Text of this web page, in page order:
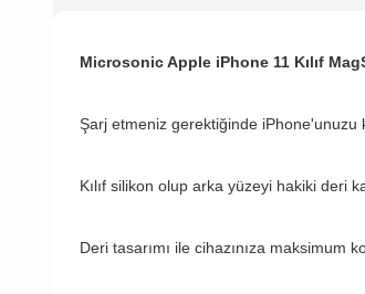
Microsonic Apple iPhone 11 Kılıf
Şarj etmeniz gerektiğinde iPhone'unuzu
Kılıf silikon olup arka yüzeyi hakiki deri
Deri tasarımı ile cihazınıza maksimum